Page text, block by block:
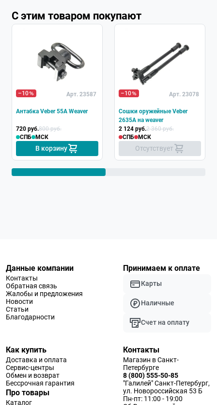
С этим товаром покупают
–10 Арт. 23587
Антабка Veber 55A Weaver
720 руб.800 руб.
СПБ
МСК
В корзину
–10 Арт. 23078
Сошки оружейные Veber
2635A на weaver
2 124 руб.2 360 руб.
СПБ
МСК
Отсутствует
Данные компании
Контакты
Обратная связь
Жалобы и предложения
Новости
Статьи
Благодарности
Принимаем к оплате
Карты
Наличные
Счет на оплату
Как купить
Доставка и оплата
Сервис-центры
Обмен и возврат
Бессрочная гарантия
Про товары
Каталог
Контакты
Магазин в Санкт-
Петербурге
8 (800) 555-50-85
"Галилей" Санкт-Петербург,
ул. Новороссийская 53 Б
Пн-пт: 11:00 - 19:00